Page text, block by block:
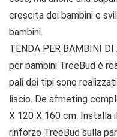
crescita dei bambini e
bambini.
TENDA PER BAMBINI
per bambini TreeBud è
pali dei tipi sono
liscio. De afmeting
X 120 X 160 cm. Installa
rinforzo TreeBud sulla